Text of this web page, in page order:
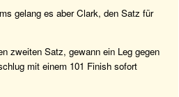
gelang es aber Clark, den Satz für
zweiten Satz, gewann ein Leg gegen
mit einem 101 Finish sofort